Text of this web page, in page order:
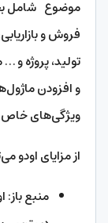
موضوع شامل
فروش و
تولید، پروژه
و افزودن
ویژگی‌های خاص
از مزایای اودو
منبع باز: